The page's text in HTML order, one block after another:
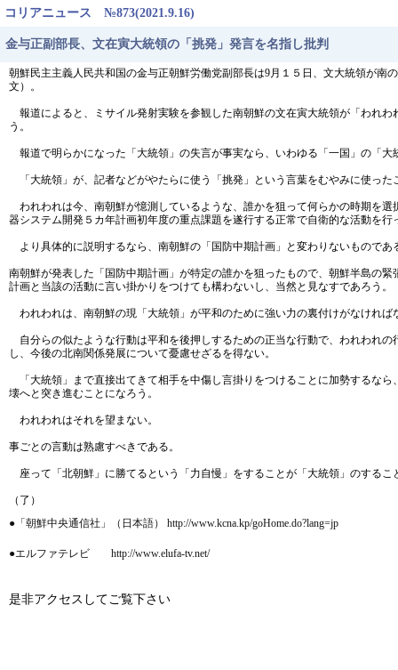
コリアニュース №873(2021.9.16)
金与正副部長、文在寅大統領の「挑発」発言を名指し批判
朝鮮民主主義人民共和国の金与正朝鮮労働党副部長は9月１５日、文大統領が
文）。
報道によると、ミサイル発射実験を参観した南朝鮮の文在寅大統領が「われ
う。
報道で明らかになった「大統領」の失言が事実なら、いわゆる「一国」の「大
「大統領」が、記者などがやたらに使う「挑発」という言葉をむやみに使っ
われわれは今、南朝鮮が憶測しているような、誰かを狙って何らかの時期を
器システム開発５カ年計画初年度の重点課題を遂行する正常で自衛的な活動を行
より具体的に説明するなら、南朝鮮の「国防中期計画」と変わりないものであ
南朝鮮が発表した「国防中期計画」が特定の誰かを狙ったもので、朝鮮半島の
計画と当該の活動に言い掛かりをつけても構わないし、当然と見なすであろう。
われわれは、南朝鮮の現「大統領」が平和のために強い力の裏付けがなけれ
自分らの似たような行動は平和を後押しするための正当な行動で、われわれ
し、今後の北南関係発展について憂慮せざるを得ない。
「大統領」まで直接出てきて相手を中傷し言掛りをつけることに加勢するな
壊へと突き進むことになろう。
われわれはそれを望まない。
事ごとの言動は熟慮すべきである。
座って「北朝鮮」に勝てるという「力自慢」をすることが「大統領」のするこ
（了）
●「朝鮮中央通信社」（日本語） http://www.kcna.kp/goHome.do?lang=jp
●エルファテレビ http://www.elufa-tv.net/
是非アクセスしてご覧下さい